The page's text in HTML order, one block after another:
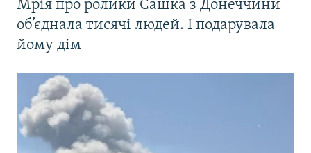
Мрія про ролики Сашка з Донеччини
об’єднала тисячі людей. І подарувала
йому дім